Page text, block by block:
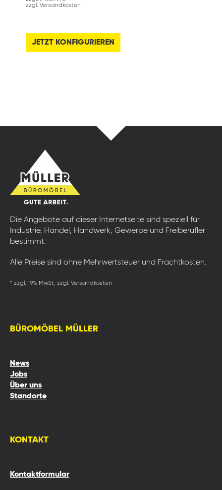
zzgl. Versandkosten
JETZT KONFIGURIEREN
Die Angebote auf dieser Internetseite sind speziell für
Industrie, Handel, Handwerk, Gewerbe und Freiberufler
bestimmt.
Alle Preise sind ohne Mehrwertsteuer und Frachtkosten.
* zzgl. 19% MwSt, zzgl. Versandkosten
BÜROMÖBEL MÜLLER
News
Jobs
Über uns
Standorte
KONTAKT
Kontaktformular